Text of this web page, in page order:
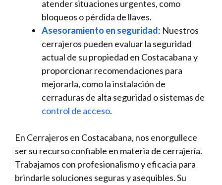
atender situaciones urgentes, como
bloqueos o pérdida de llaves.
Asesoramiento en seguridad: Nuestros
cerrajeros pueden evaluar la seguridad
actual de su propiedad en Costacabana y
proporcionar recomendaciones para
mejorarla, como la instalación de
cerraduras de alta seguridad o sistemas de
control de acceso.
En Cerrajeros en Costacabana, nos enorgullece
ser su recurso confiable en materia de cerrajería.
Trabajamos con profesionalismo y eficacia para
brindarle soluciones seguras y asequibles. Su